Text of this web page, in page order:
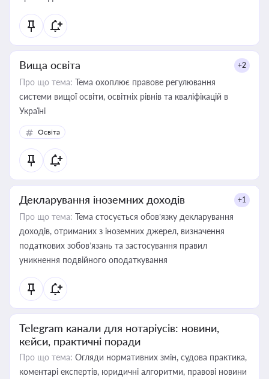
Вища освіта +2
Про що тема: Тема охоплює правове регулювання
системи вищої освіти, освітніх рівнів та кваліфікацій в
Україні
Освіта
Декларування іноземних доходів +1
Про що тема: Тема стосується обов’язку декларування
доходів, отриманих з іноземних джерел, визначення
податкових зобов’язань та застосування правил
уникнення подвійного оподаткування
Telegram канали для нотаріусів: новини,
кейси, практичні поради
Про що тема: Огляди нормативних змін, судова практика,
коментарі експертів, юридичні алгоритми, правові новини